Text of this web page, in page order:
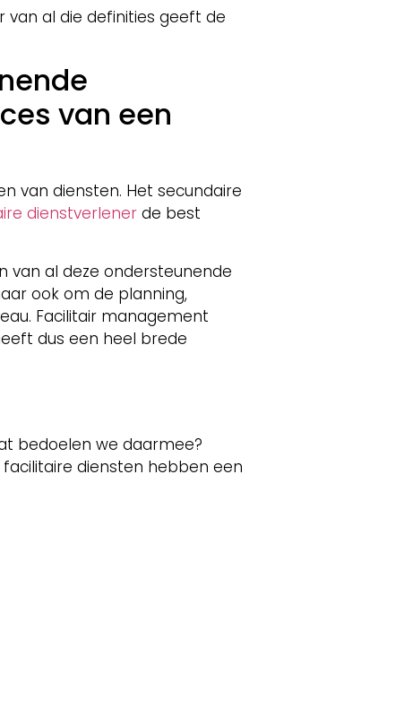
van al die definities geeft de
van een
van diensten. Het secundaire
dienstverlener de best
van al deze ondersteunende
ook om de planning,
Facilitair management
dus een heel brede
bedoelen we daarmee?
diensten hebben een